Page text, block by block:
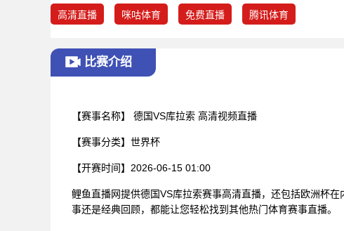
高清直播 咪咕体育 免费直播 腾讯体育
比赛介绍
【赛事名称】 德国VS库拉索 高清视频直播
【赛事分类】 世界杯
【开赛时间】 2026-06-15 01:00
鲤鱼直播网提供德国VS库拉索赛事高清直播，还包括欧洲杯
事还是经典回顾，都能让您轻松找到其他热门体育赛事直播。